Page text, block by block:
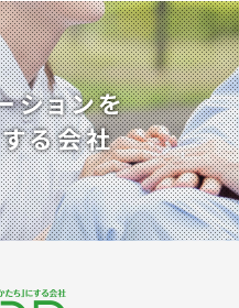
ションを
する会社